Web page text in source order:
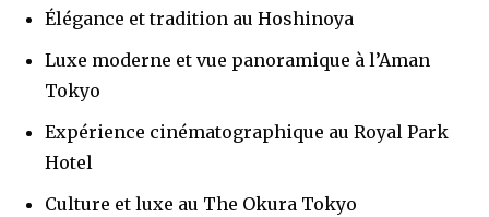
Élégance et tradition au Hoshinoya
Luxe moderne et vue panoramique à l’Aman
Tokyo
Expérience cinématographique au Royal Park
Hotel
Culture et luxe au The Okura Tokyo